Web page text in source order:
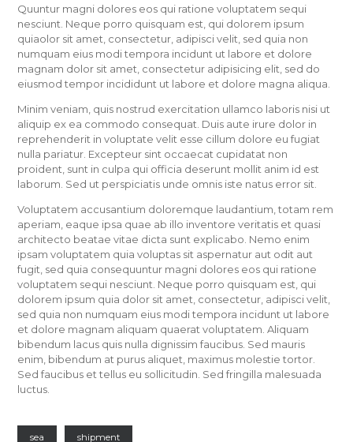
Quuntur magni dolores eos qui ratione voluptatem sequi
nesciunt. Neque porro quisquam est, qui dolorem ipsum
quiaolor sit amet, consectetur, adipisci velit, sed quia non
numquam eius modi tempora incidunt ut labore et dolore
magnam dolor sit amet, consectetur adipisicing elit, sed do
eiusmod tempor incididunt ut labore et dolore magna aliqua.
Minim veniam, quis nostrud exercitation ullamco laboris nisi ut
aliquip ex ea commodo consequat. Duis aute irure dolor in
reprehenderit in voluptate velit esse cillum dolore eu fugiat
nulla pariatur. Excepteur sint occaecat cupidatat non
proident, sunt in culpa qui officia deserunt mollit anim id est
laborum. Sed ut perspiciatis unde omnis iste natus error sit.
Voluptatem accusantium doloremque laudantium, totam rem
aperiam, eaque ipsa quae ab illo inventore veritatis et quasi
architecto beatae vitae dicta sunt explicabo. Nemo enim
ipsam voluptatem quia voluptas sit aspernatur aut odit aut
fugit, sed quia consequuntur magni dolores eos qui ratione
voluptatem sequi nesciunt. Neque porro quisquam est, qui
dolorem ipsum quia dolor sit amet, consectetur, adipisci velit,
sed quia non numquam eius modi tempora incidunt ut labore
et dolore magnam aliquam quaerat voluptatem. Aliquam
bibendum lacus quis nulla dignissim faucibus. Sed mauris
enim, bibendum at purus aliquet, maximus molestie tortor.
Sed faucibus et tellus eu sollicitudin. Sed fringilla malesuada
luctus.
sea shipment